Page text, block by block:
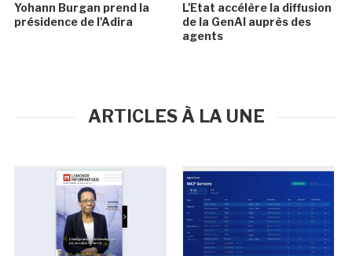
Yohann Burgan prend la
présidence de l'Adira
L'Etat accélère la diffusion
de la GenAI auprès des
agents
ARTICLES À LA UNE